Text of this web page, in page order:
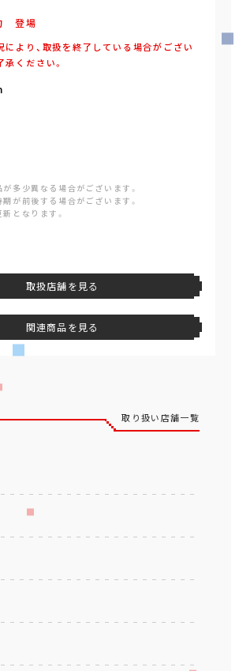
登場
より、取扱を終了している場合がござい
ください。
が多少異なる場合がございます。
期が前後する場合がございます。
となります。
取扱店舗を見る
関連商品を見る
取り扱い店舗一覧